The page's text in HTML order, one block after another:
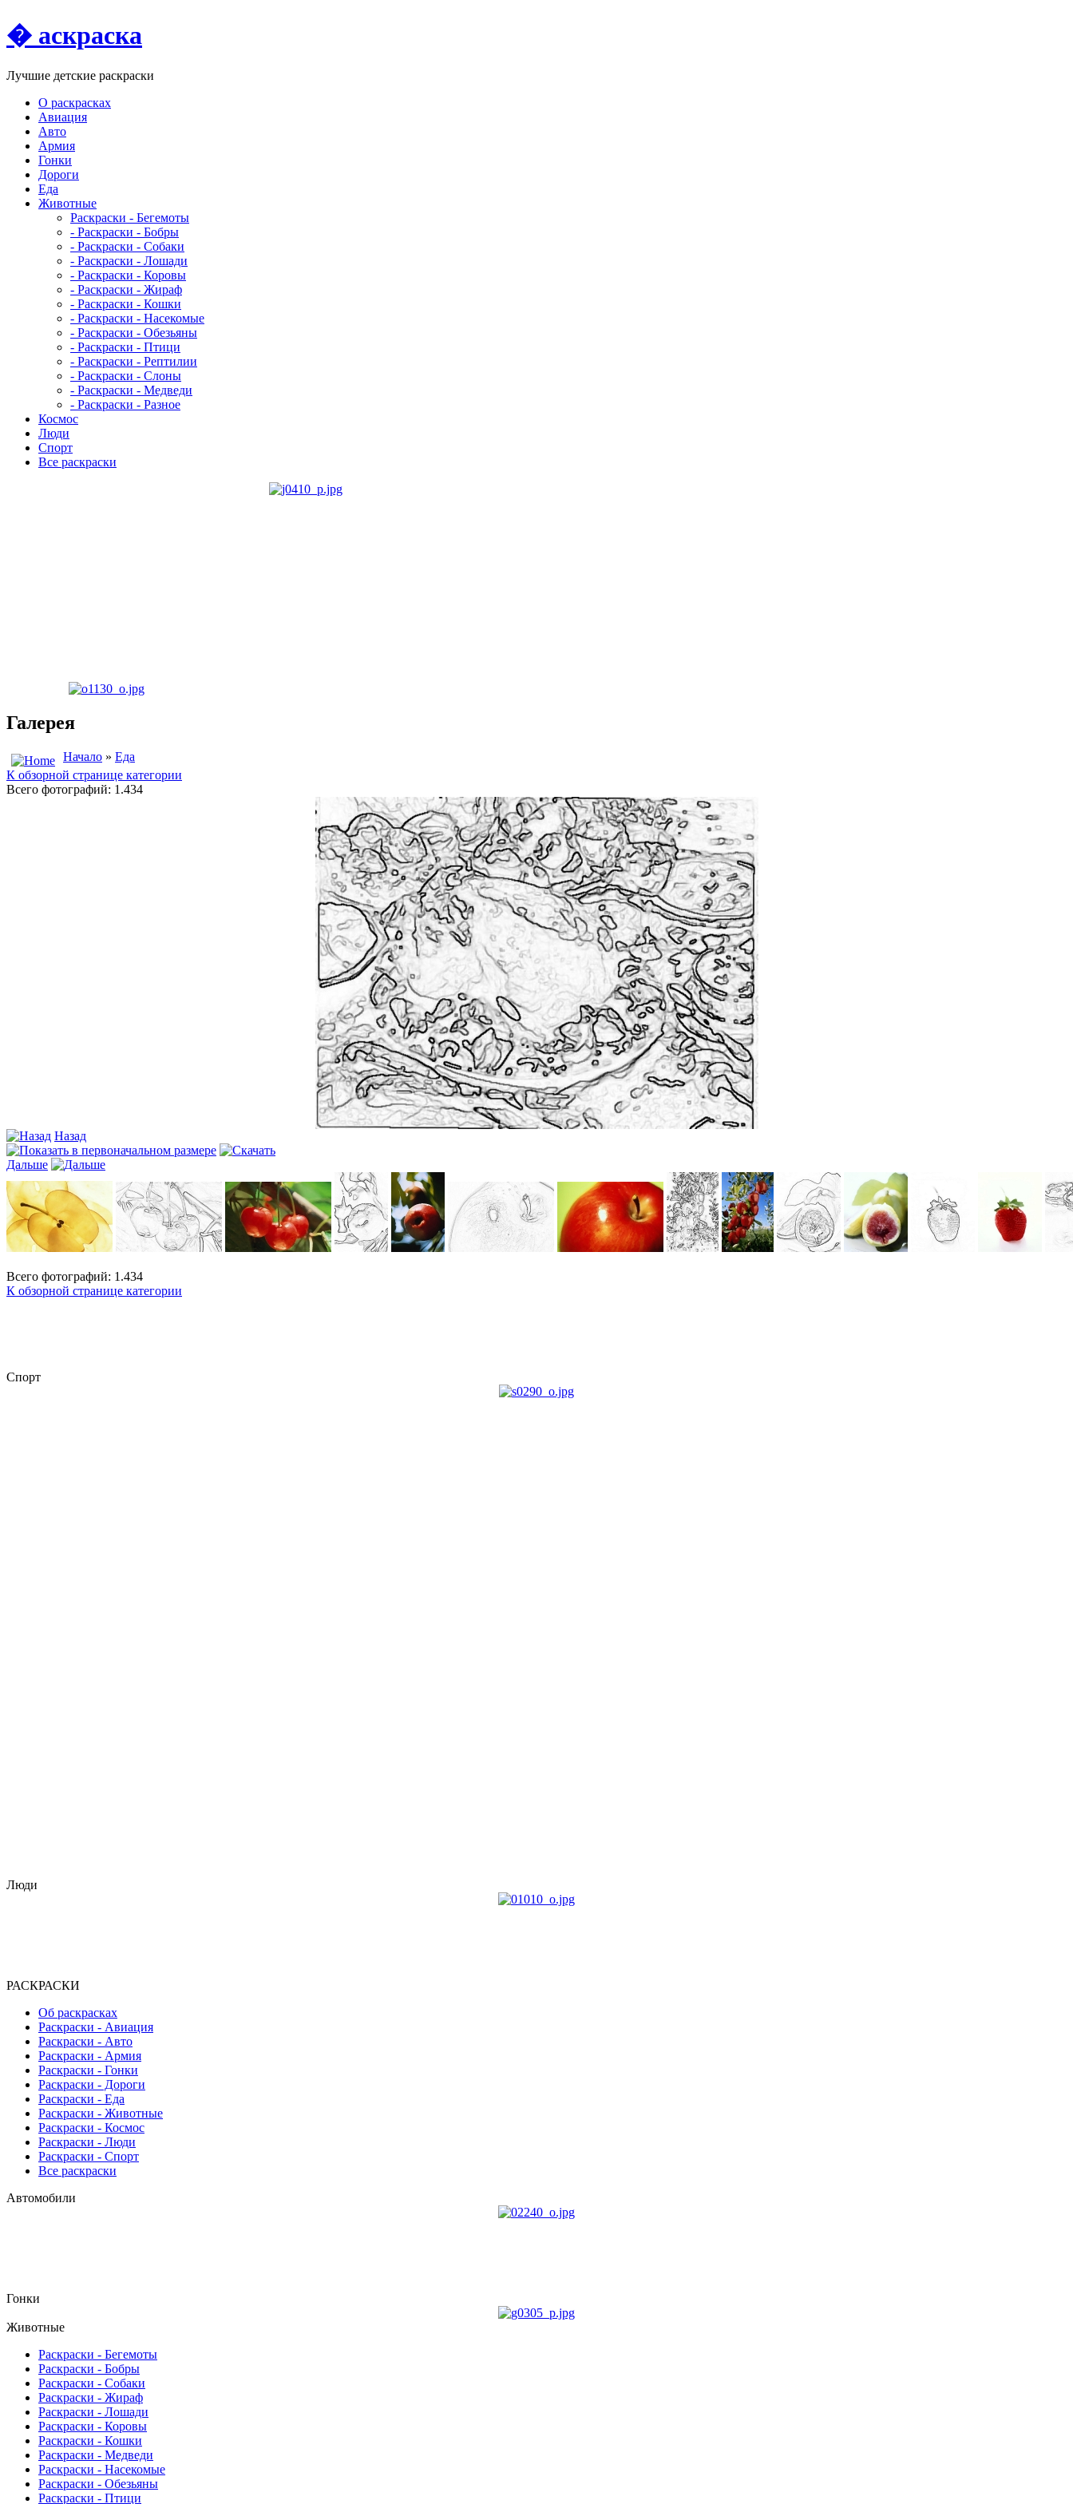
� аскраска
Лучшие детские раскраски
О раскрасках
Авиация
Авто
Армия
Гонки
Дороги
Еда
Животныe
Раскраски - Бегемоты
- Раскраски - Бобры
- Раскраски - Собаки
- Раскраски - Лошади
- Раскраски - Коровы
- Раскраски - Жираф
- Раскраски - Кошки
- Раскраски - Насекомые
- Раскраски - Обезьяны
- Раскраски - Птици
- Раскраски - Рептилии
- Раскраски - Слоны
- Раскраски - Медведи
- Раскраски - Разное
Космос
Люди
Спорт
Все раскраски
Галерея
Начало » Еда
К обзорной странице категории
Всего фотографий: 1.434
Назад
Дальше
Всего фотографий: 1.434
К обзорной странице категории
Спорт
Люди
РАСКРАСКИ
Об раскрасках
Раскраски - Авиация
Раскраски - Авто
Раскраски - Армия
Раскраски - Гонки
Раскраски - Дороги
Раскраски - Еда
Раскраски - Животныe
Раскраски - Космос
Раскраски - Люди
Раскраски - Спорт
Все раскраски
Автомобили
Гонки
Животные
Раскраски - Бегемоты
Раскраски - Бобры
Раскраски - Собаки
Раскраски - Жираф
Раскраски - Лошади
Раскраски - Коровы
Раскраски - Кошки
Раскраски - Медведи
Раскраски - Насекомые
Раскраски - Обезьяны
Раскраски - Птици